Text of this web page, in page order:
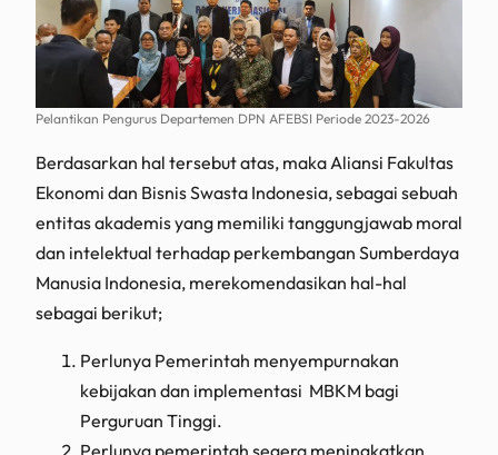
Pelantikan Pengurus Departemen DPN AFEBSI Periode 2023-2026
Berdasarkan hal tersebut atas, maka Aliansi Fakultas
Ekonomi dan Bisnis Swasta Indonesia, sebagai sebuah
entitas akademis yang memiliki tanggungjawab moral
dan intelektual terhadap perkembangan Sumberdaya
Manusia Indonesia, merekomendasikan hal-hal
sebagai berikut;
Perlunya Pemerintah menyempurnakan
kebijakan dan implementasi MBKM bagi
Perguruan Tinggi.
Perlunya pemerintah segera meningkatkan